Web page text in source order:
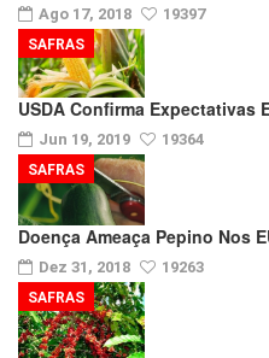
Ago 17, 2018 19397
USDA Confirma Expectativas
Jun 19, 2019 19364
SAFRAS
Doença Ameaça Pepino Nos
Dez 31, 2018 19263
SAFRAS
SAFRAS